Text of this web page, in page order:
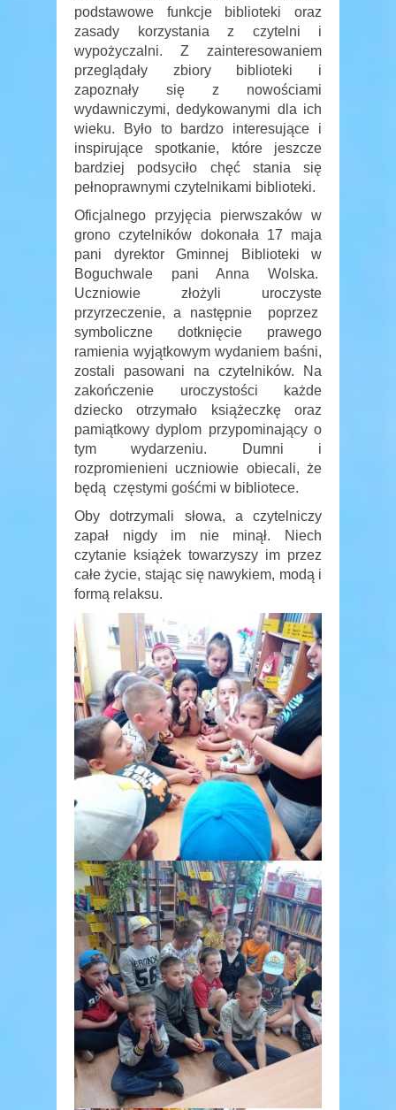
podstawowe funkcje biblioteki oraz
zasady korzystania z czytelni i
wypożyczalni. Z zainteresowaniem
przeglądały zbiory biblioteki i
zapoznały się z nowościami
wydawniczymi, dedykowanymi dla ich
wieku. Było to bardzo interesujące i
inspirujące spotkanie, które jeszcze
bardziej podsyciło chęć stania się
pełnoprawnymi czytelnikami biblioteki.
Oficjalnego przyjęcia pierwszaków w
grono czytelników dokonała 17 maja
pani dyrektor Gminnej Biblioteki w
Boguchwale pani Anna Wolska.
Uczniowie złożyli uroczyste
przyrzeczenie, a następnie poprzez
symboliczne dotknięcie prawego
ramienia wyjątkowym wydaniem baśni,
zostali pasowani na czytelników. Na
zakończenie uroczystości każde
dziecko otrzymało książeczkę oraz
pamiątkowy dyplom przypominający o
tym wydarzeniu. Dumni i
rozpromienieni uczniowie obiecali, że
będą częstymi gośćmi w bibliotece.
Oby dotrzymali słowa, a czytelniczy
zapał nigdy im nie minął. Niech
czytanie książek towarzyszy im przez
całe życie, stając się nawykiem, modą i
formą relaksu.